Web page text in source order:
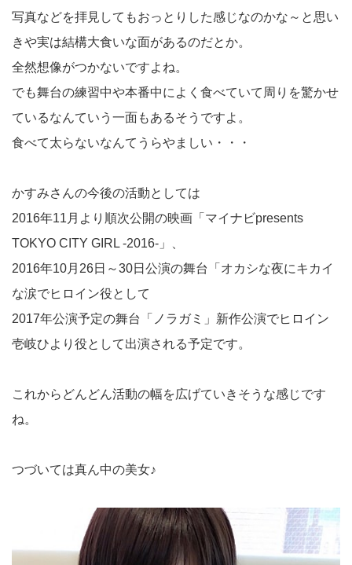
写真などを拝見してもおっとりした感じなのかな～と思い
きや実は結構大食いな面があるのだとか。
全然想像がつかないですよね。
でも舞台の練習中や本番中によく食べていて周りを驚かせ
ているなんていう一面もあるそうですよ。
食べて太らないなんてうらやましい・・・
かすみさんの今後の活動としては
2016年11月より順次公開の映画「マイナビpresents
TOKYO CITY GIRL -2016-」、
2016年10月26日～30日公演の舞台「オカシな夜にキカイ
な涙でヒロイン役として
2017年公演予定の舞台「ノラガミ」新作公演でヒロイン
壱岐ひより役として出演される予定です。
これからどんどん活動の幅を広げていきそうな感じです
ね。
つづいては真ん中の美女♪